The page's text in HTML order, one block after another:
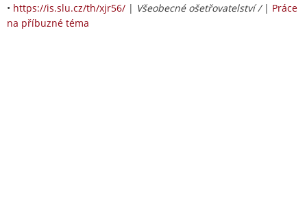
• https://is.slu.cz/th/xjr56/ | Všeobecné ošetřovatelství / | Práce
na příbuzné téma